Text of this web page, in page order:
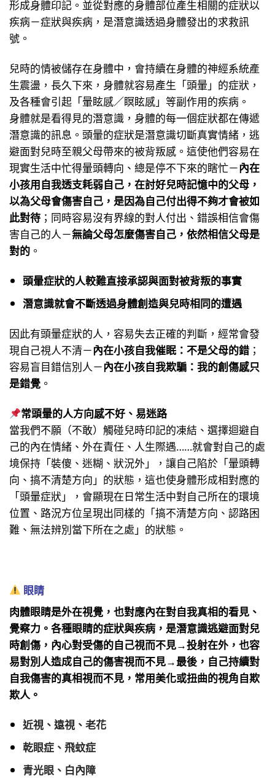
形成身體印記。並從對應的身體部位產生相關的症狀以
疾病－症狀與疾病，是潛意識透過身體發出的求救訊
號。
兒時的情被儲存在身體中，會持續在身體的神經系統產
生震盪，長久下來，身體就容易產生「頭暈」的症狀，
及各種會引起「暈眩感／瞑眩感」等副作用的疾病。
身體就是看得見的潛意識，身體的每一個症狀都在傳遞
潛意識的訊息。頭暈的症狀是潛意識切斷真實情緒，逃
避面對兒時至親父母帶來的被背叛感。這使他們容易在
現實生活中忙得暈頭轉向、總是停不下來的瞎忙－內在
小孩用自我透支耗弱自己，在討好兒時記憶中的父母，
以為父母會傷害自己，是因為自己付出得不夠才會被如
此對待 ；同時容易沒有界線的對人付出、錯誤相信會傷
害自己的人－無論父母怎麼傷害自己，依然相信父母是
對的 。
頭暈症狀的人較難直接承認與面對被背叛的事實
潛意識就會不斷透過身體創造與兒時相同的遭遇
因此有頭暈症狀的人，容易失去正確的判斷，經常會發
現自己視人不清－內在小孩自我催眠：不是父母的錯 ；
容易盲目錯信別人－內在小孩自我欺騙：我的創傷感只
是錯覺 。
常頭暈的人方向感不好、易迷路
當我們不願（不敢）觸碰兒時印記的凍結、選擇迴避自
己的內在情緒、外在責任、人生際遇……就會對自己的處
境保持「裝傻、迷糊、狀況外」，讓自己陷於「暈頭轉
向、搞不清楚方向」的狀態，這也使身體形成相對應的
「頭暈症狀」，會顯現在日常生活中對自己所在的環境
位置、路況方位呈現出同樣的「搞不清楚方向、認路困
難、無法辨別當下所在之處」的狀態。
眼睛
肉體眼睛是外在視覺，也對應內在對自我真相的看見、
覺察力。各種眼睛的症狀與疾病，是潛意識逃避面對兒
時創傷，內心對受傷的自己視而不見→投射在外，也容
易對別人造成自己的傷害視而不見→最後，自己持續對
自我傷害的真相視而不見，常用美化或扭曲的視角自欺
欺人。
近視、遠視、老花
乾眼症、飛蚊症
青光眼、白內障